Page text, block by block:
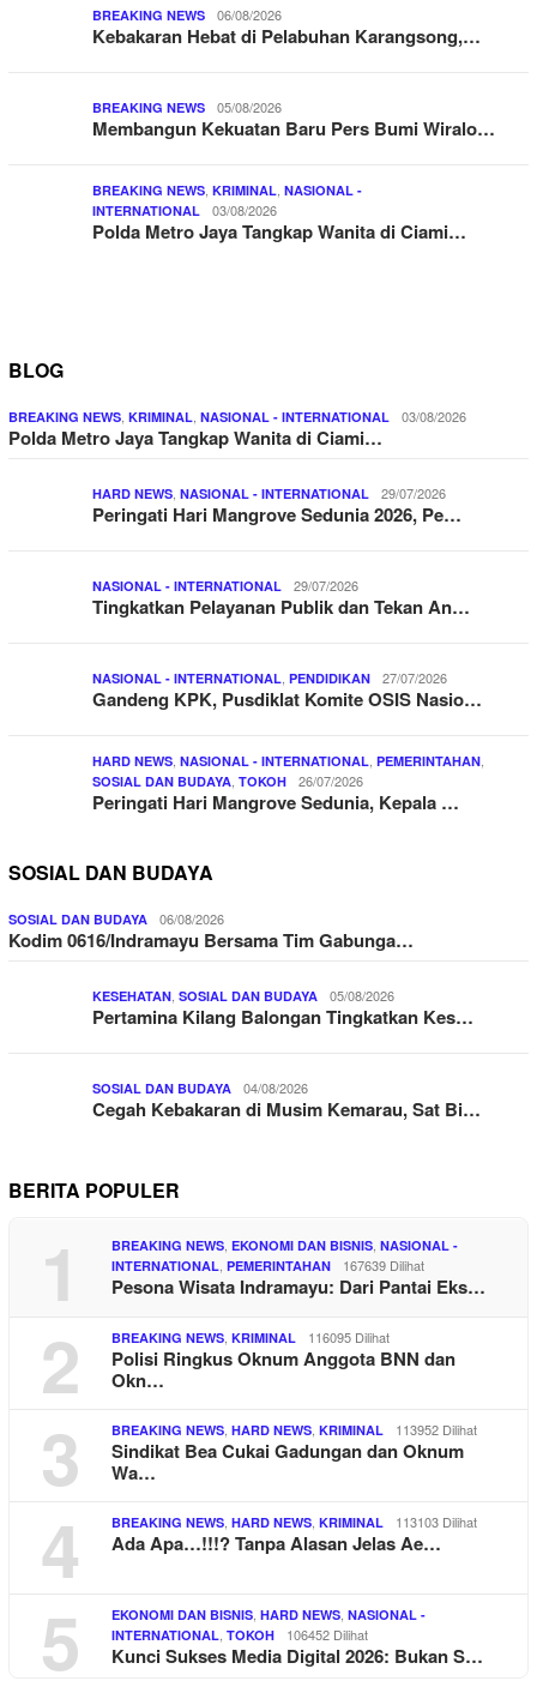
BREAKING NEWS 06/08/2026
Kebakaran Hebat di Pelabuhan Karangsong,…
BREAKING NEWS 05/08/2026
Membangun Kekuatan Baru Pers Bumi Wiralo…
BREAKING NEWS KRIMINAL NASIONAL -
INTERNATIONAL
03/08/2026
Polda Metro Jaya Tangkap Wanita di Ciami…
BLOG
BREAKING NEWS KRIMINAL NASIONAL - INTERNATIONAL 03/08/2026
Polda Metro Jaya Tangkap Wanita di Ciami…
HARD NEWS NASIONAL - INTERNATIONAL 29/07/2026
Peringati Hari Mangrove Sedunia 2026, Pe…
NASIONAL - INTERNATIONAL 29/07/2026
Tingkatkan Pelayanan Publik dan Tekan An…
NASIONAL - INTERNATIONAL PENDIDIKAN 27/07/2026
Gandeng KPK, Pusdiklat Komite OSIS Nasio…
HARD NEWS NASIONAL - INTERNATIONAL PEMERINTAHAN
SOSIAL DAN BUDAYA TOKOH 26/07/2026
Peringati Hari Mangrove Sedunia, Kepala …
SOSIAL DAN BUDAYA
SOSIAL DAN BUDAYA 06/08/2026
Kodim 0616/Indramayu Bersama Tim Gabunga…
KESEHATAN SOSIAL DAN BUDAYA 05/08/2026
Pertamina Kilang Balongan Tingkatkan Kes…
SOSIAL DAN BUDAYA 04/08/2026
Cegah Kebakaran di Musim Kemarau, Sat Bi…
BERITA POPULER
1 BREAKING NEWS EKONOMI DAN BISNIS NASIONAL -
INTERNATIONAL PEMERINTAHAN 167639 Dilihat
Pesona Wisata Indramayu: Dari Pantai Eks…
2 BREAKING NEWS KRIMINAL 116095 Dilihat
Polisi Ringkus Oknum Anggota BNN dan
Okn…
3 BREAKING NEWS HARD NEWS KRIMINAL 113952 Dilihat
Sindikat Bea Cukai Gadungan dan Oknum
Wa…
4 BREAKING NEWS HARD NEWS KRIMINAL 113103 Dilihat
Ada Apa…!!!? Tanpa Alasan Jelas Ae…
5 EKONOMI DAN BISNIS HARD NEWS NASIONAL -
INTERNATIONAL TOKOH 106452 Dilihat
Kunci Sukses Media Digital 2026: Bukan S…